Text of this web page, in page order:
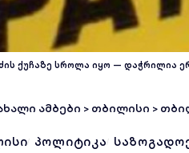
ქუჩაზე სროლა იყო — დაჭრილია
ამბები > თბილისი >
ᲞᲝᲚᲘᲢᲘᲙᲐ